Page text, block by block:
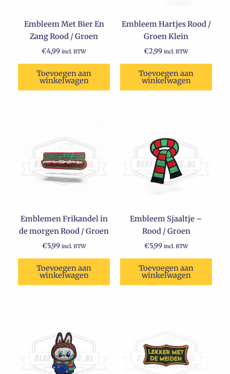
Embleem Met Bier En
Zang Rood / Groen
€4,99 incl. BTW
Toevoegen aan
winkelwagen
Embleem Hartjes Rood /
Groen Klein
€2,99 incl. BTW
Toevoegen aan
winkelwagen
Emblemen Frikandel in
de morgen Rood / Groen
€5,99 incl. BTW
Toevoegen aan
winkelwagen
Embleem Sjaaltje –
Rood / Groen
€5,99 incl. BTW
Toevoegen aan
winkelwagen